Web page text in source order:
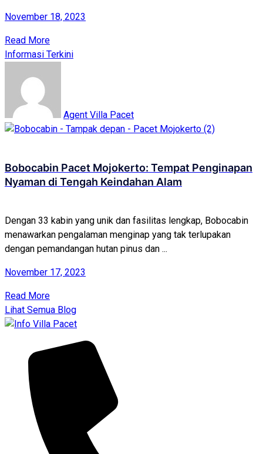
November 18, 2023
Read More
Informasi Terkini
Agent Villa Pacet
Bobocabin Pacet Mojokerto: Tempat Penginapan
Nyaman di Tengah Keindahan Alam
Dengan 33 kabin yang unik dan fasilitas lengkap, Bobocabin
menawarkan pengalaman menginap yang tak terlupakan
dengan pemandangan hutan pinus dan ...
November 17, 2023
Read More
Lihat Semua Blog